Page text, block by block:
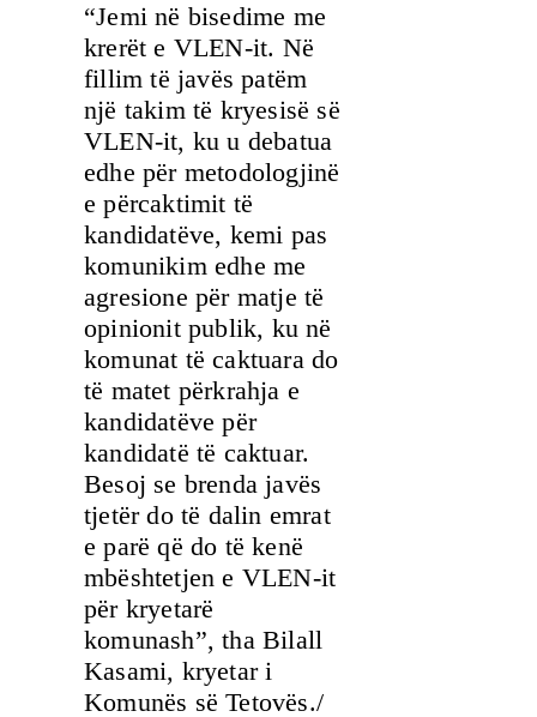
“Jemi në bisedime me
krerët e VLEN-it. Në
fillim të javës patëm
një takim të kryesisë së
VLEN-it, ku u debatua
edhe për metodologjinë
e përcaktimit të
kandidatëve, kemi pas
komunikim edhe me
agresione për matje të
opinionit publik, ku në
komunat të caktuara do
të matet përkrahja e
kandidatëve për
kandidatë të caktuar.
Besoj se brenda javës
tjetër do të dalin emrat
e parë që do të kenë
mbështetjen e VLEN-it
për kryetarë
komunash”, tha Bilall
Kasami, kryetar i
Komunës së Tetovës./